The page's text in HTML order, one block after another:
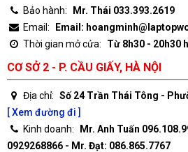
Bảo hành:
Mr. Thái 033.393.2619
Email:
Email:
Thời gian mở cửa:
Từ 8h30 - 20h30
CƠ SỞ 2 - P. CẦU GIẤY, HÀ NỘI
Địa chỉ: Số 24 Trần Thái Tông -
[ Xem đường đi ]
Kinh doanh:
Mr. Anh Tuấn
0929268866 - Mr. Đạt: 086.865.7767